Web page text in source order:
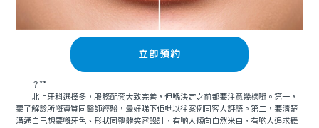
立即預約
？**
北上牙科選擇多，服務配套大致完善，但喺決定之前都要注意幾樣嘢。第一，
要了解診所嘅資質同醫師經驗，最好睇下佢哋以往案例同客人評語。第二，要清楚
溝通自己想要嘅牙色、形狀同整體笑容設計，有啲人傾向自然米白，有啲人追求舞